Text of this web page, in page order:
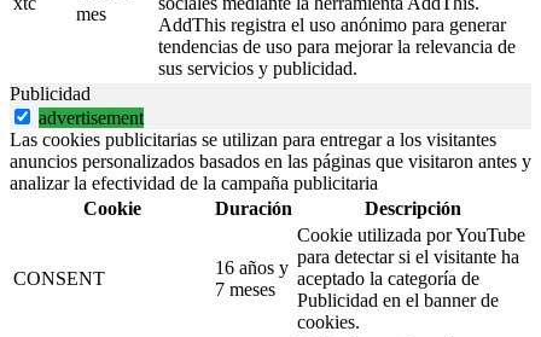
mes
AddThis registra el uso anónimo para generar
tendencias de uso para mejorar la relevancia de
sus servicios y publicidad.
Publicidad
advertisement
Las cookies publicitarias se utilizan para entregar a los visitantes
anuncios personalizados basados en las páginas que visitaron antes y
analizar la efectividad de la campaña publicitaria
Cookie
Duración Descripción
CONSENT
16 años y
7 meses
Cookie utilizada por YouTube
para detectar si el visitante ha
aceptado la categoría de
Publicidad en el banner de
cookies.